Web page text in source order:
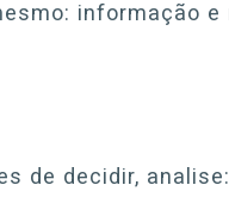
informação
de decidir, analise: